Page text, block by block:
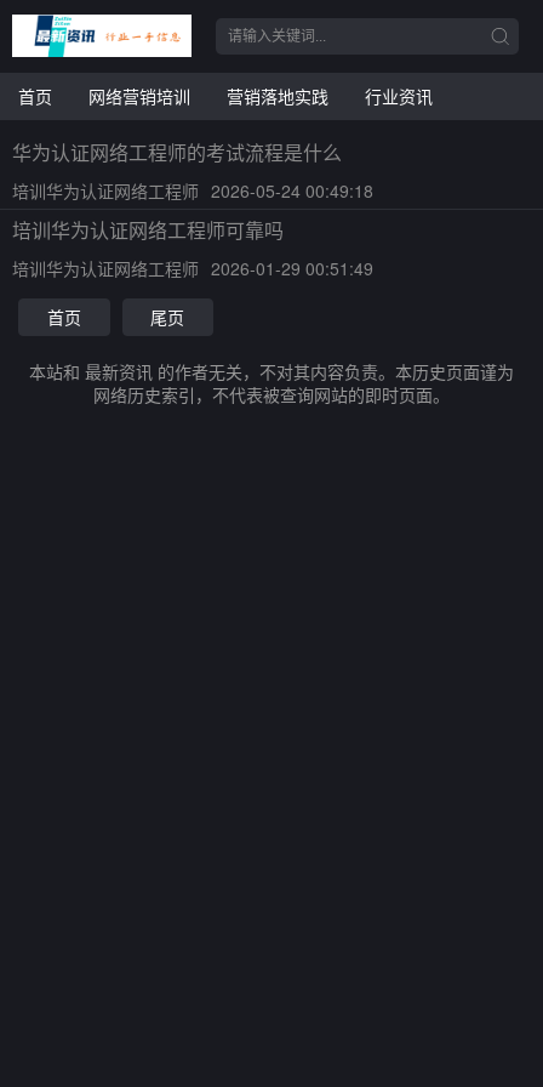
首页 网络营销培训 营销落地实践 行业资讯
华为认证网络工程师的考试流程是什么
培训华为认证网络工程师 2026-05-24 00:49:18
培训华为认证网络工程师可靠吗
培训华为认证网络工程师 2026-01-29 00:51:49
首页
尾页
本站和 最新资讯 的作者无关，不对其内容负责。本历史页面谨为
网络历史索引，不代表被查询网站的即时页面。